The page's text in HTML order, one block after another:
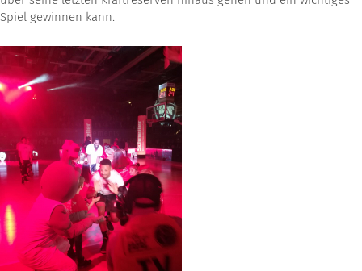
Spiel gewinnen kann.